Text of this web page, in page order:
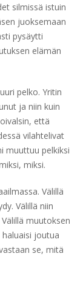
silmissä istuin
juoksemaan
pysäytti
elämän
pelko. Yritin
ja niin kuin
että
vilahtelivat
muuttuu pelkiksi
miksi.
Välillä
Välillä niin
muutoksen
joutua
se, mitä